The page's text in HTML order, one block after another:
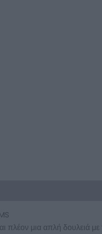
μια απλή δουλειά